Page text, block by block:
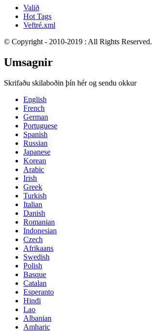
Valið
Hot Tags
Veftré.xml
© Copyright - 2010-2019 : All Rights Reserved.
Umsagnir
Skrifaðu skilaboðin þín hér og sendu okkur
English
French
German
Portuguese
Spanish
Russian
Japanese
Korean
Arabic
Irish
Greek
Turkish
Italian
Danish
Romanian
Indonesian
Czech
Afrikaans
Swedish
Polish
Basque
Catalan
Esperanto
Hindi
Lao
Albanian
Amharic